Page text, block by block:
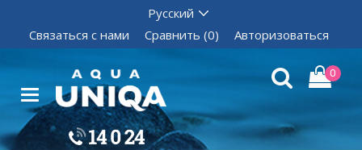
Связаться с нами Сравнить (0) Авторизоваться
0